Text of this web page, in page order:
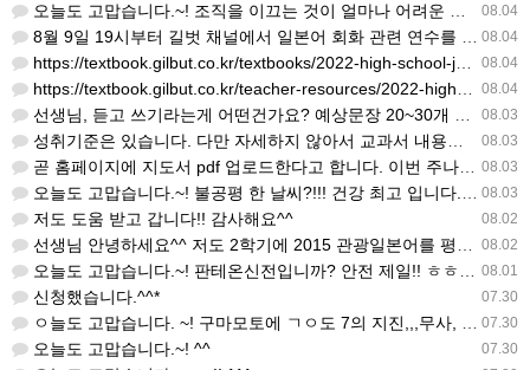
08.04
오늘도 고맙습니다.~! 조직을 이끄는 것이 얼마나 어려운 일일까요? 우선 봉사하는 마음이 필요!!! 감사해요…
08.04
8월 9일 19시부터 길벗 채널에서 일본어 회화 관련 연수를 저작 직강으로 한다고 합니다. 많이 도움이 되실…
08.04
https://textbook.gilbut.co.kr/textbooks/2022-high-school-jap…
08.04
https://textbook.gilbut.co.kr/teacher-resources/2022-high-sc…
08.03
선생님, 듣고 쓰기라는게 어떤건가요? 예상문장 20~30개 중 몇개를 틀어주고 들리는대로 쓰는 건가요? 자세…
08.03
성취기준은 있습니다. 다만 자세하지 않아서 교과서 내용에 맞게 좀 더 구체적으로 재구조화를 하신 선생님이 계…
08.03
곧 홈페이지에 지도서 pdf 업로드한다고 합니다. 이번 주나 다음 주에 e-book 기반 전자저작물도 업로드…
08.03
오늘도 고맙습니다.~! 불공평 한 날씨?!!! 건강 최고 입니다. ^^
08.02
저도 도움 받고 갑니다!! 감사해요^^
08.02
선생님 안녕하세요^^ 저도 2학기에 2015 관광일본어를 평가계획을 세우려고 하는데. ..아무리 찾아도 없어…
08.01
오늘도 고맙습니다.~! 판테온신전입니까? 안전 제일!! ㅎㅎ 감사해요. ^^
07.30
신청했습니다.^^*
07.30
ㅇ늘도 고맙습니다. ~! 구마모토에 ㄱㅇ도 7의 지진,,,무사, 안전을 기도 합니다. 감사해요...
07.30
오늘도 고맙습니다.~! ^^